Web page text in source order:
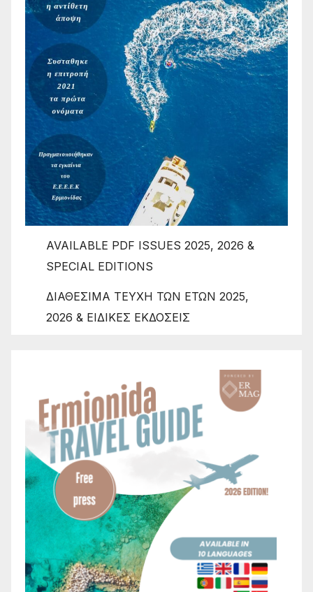
AVAILABLE PDF ISSUES 2025, 2026 &
SPECIAL EDITIONS
ΔΙΑΘΕΣΙΜΑ ΤΕΥΧΗ ΤΩΝ ΕΤΩΝ 2025,
2026 & ΕΙΔΙΚΕΣ ΕΚΔΟΣΕΙΣ